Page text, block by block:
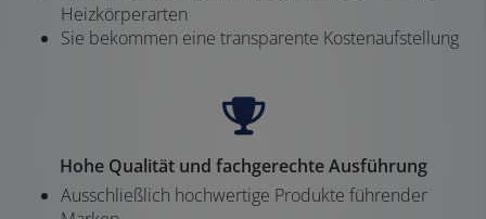
Heizkörperarten
Sie bekommen eine transparente Kostenaufstellung
Hohe Qualität und fachgerechte Ausführung
Ausschließlich hochwertige Produkte führender